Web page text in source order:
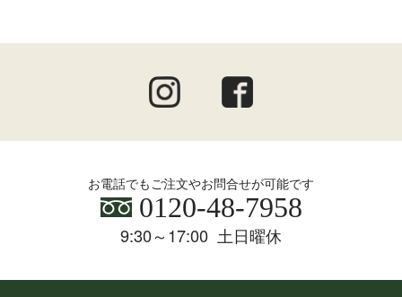
お電話でもご注文やお問合せが可能です
0120-48-7958
9:30～17:00 土日曜休